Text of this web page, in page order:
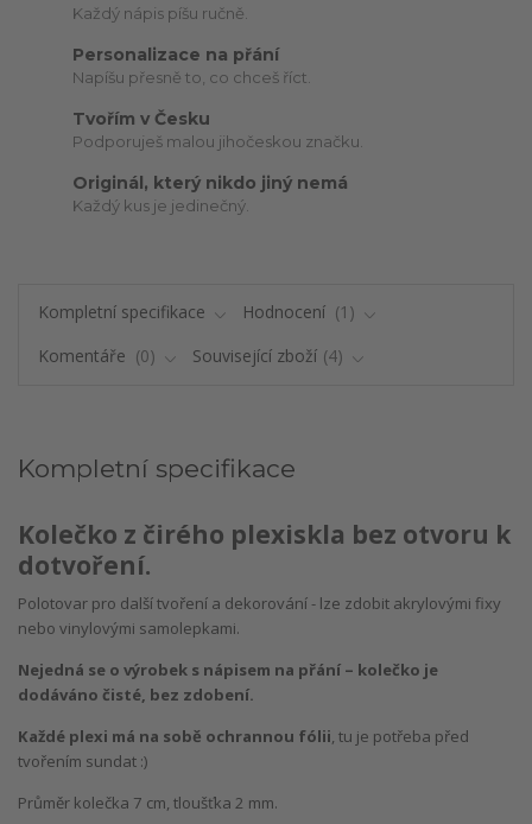
Každý nápis píšu ručně.
Personalizace na přání
Napíšu přesně to, co chceš říct.
Tvořím v Česku
Podporuješ malou jihočeskou značku.
Originál, který nikdo jiný nemá
Každý kus je jedinečný.
Kompletní specifikace Hodnocení
1
Komentáře
0 Související zboží 4
Kompletní specifikace
Kolečko z čirého plexiskla bez otvoru k
dotvoření.
Polotovar pro další tvoření a dekorování - lze zdobit akrylovými fixy
nebo vinylovými samolepkami.
Nejedná se o výrobek s nápisem na přání – kolečko je
dodáváno čisté, bez zdobení.
Každé plexi má na sobě ochrannou fólii, tu je potřeba před
tvořením sundat :)
Průměr kolečka 7 cm, tloušťka 2 mm.